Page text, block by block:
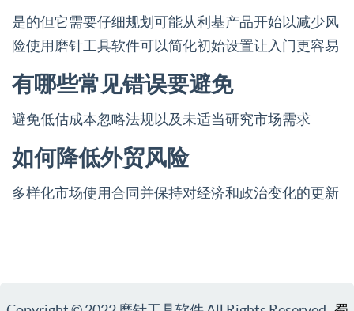
是的但它需要仔细规划可能从利基产品开始以减少风
险使用磨针工具软件可以简化初始设置让入门更容易
有哪些常见错误要避免
避免低估成本忽略法规以及未适当研究市场需求
如何降低外贸风险
多样化市场使用合同并保持对经济和政治变化的更新